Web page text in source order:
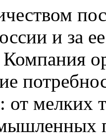
и за
Компания
от мелких